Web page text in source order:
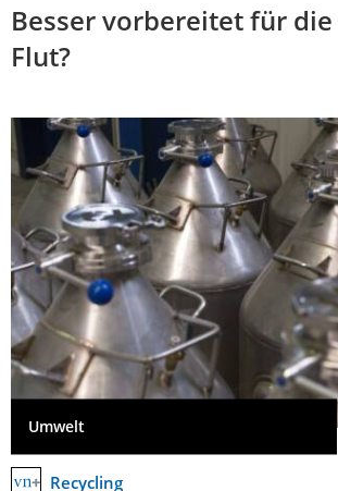
Besser vorbereitet für
Flut?
Umwelt
Recycling